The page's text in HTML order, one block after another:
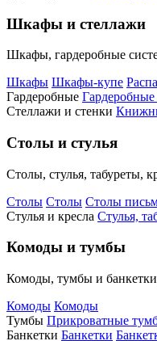
Шкафы и стеллажи
Шкафы, гардеробные
Шкафы Шкафы-купе
Гардеробные
Стеллажи и стенки
Столы и стулья
Столы, стулья, табуреты,
Столы Столы Столы
Стулья и кресла Стулья,
Комоды и тумбы
Комоды, тумбы и банкетки
Комоды Комоды
Тумбы Прикроватные
Банкетки Банкетки